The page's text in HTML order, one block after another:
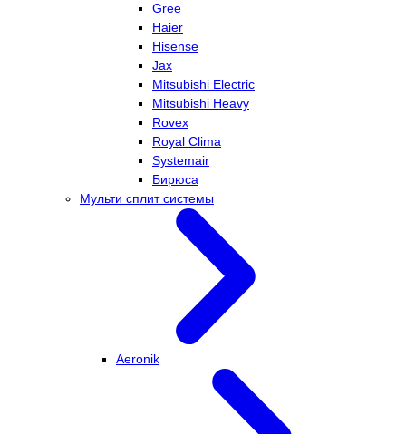
Gree
Haier
Hisense
Jax
Mitsubishi Electric
Mitsubishi Heavy
Rovex
Royal Clima
Systemair
Бирюса
Мульти сплит системы
Aeronik